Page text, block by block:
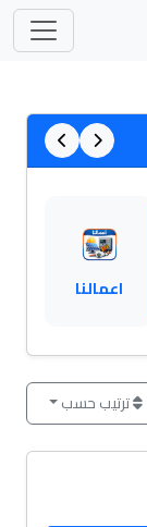
اعمالنا
ترتيب حسب